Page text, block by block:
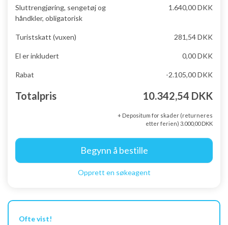
Sluttrengjøring, sengetøj og
håndkler, obligatorisk
1.640,00 DKK
Turistskatt (vuxen) 281,54 DKK
El er inkludert 0,00 DKK
Rabat -2.105,00 DKK
Totalpris 10.342,54 DKK
+ Depositum for skader (returneres
etter ferien) 3.000,00 DKK
Begynn å bestille
Opprett en søkeagent
Ofte vist!